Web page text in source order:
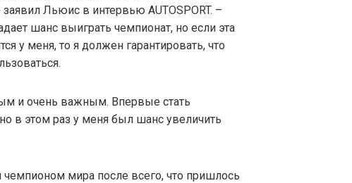
Льюис в интервью AUTOSPORT. –
шанс выиграть чемпионат, но если эта
у меня, то я должен гарантировать, что
и очень важным. Впервые стать
в этом раз у меня был шанс увеличить
мира после всего, что пришлось